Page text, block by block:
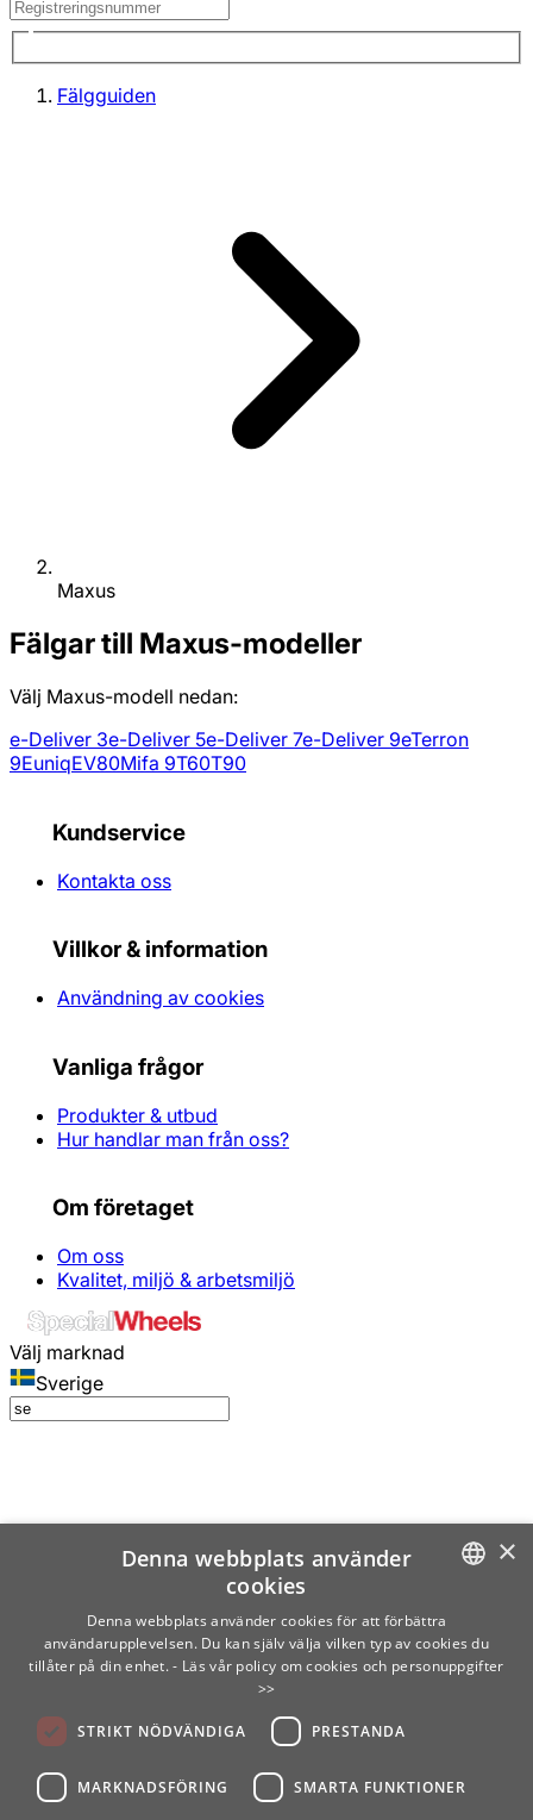
Fälgguiden
Maxus
Fälgar till Maxus-modeller
Välj Maxus-modell nedan:
e-Deliver 3e-Deliver 5e-Deliver 7e-Deliver 9eTerron
9EuniqEV80Mifa 9T60T90
Kundservice
Kontakta oss
Villkor & information
Användning av cookies
Vanliga frågor
Produkter & utbud
Hur handlar man från oss?
Om företaget
Om oss
Kvalitet, miljö & arbetsmiljö
Välj marknad
Sverige
SWEDISH
×
Denna webbplats använder
cookies
Denna webbplats använder cookies för att förbättra
användarupplevelsen. Du kan själv välja vilken typ av cookies du
tillåter på din enhet. - Läs vår policy om cookies och personuppgifter
>>
STRIKT NÖDVÄNDIGA PRESTANDA
MARKNADSFÖRING SMARTA FUNKTIONER